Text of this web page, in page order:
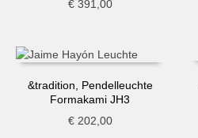
€391,00
&tradition, Pendelleuchte
Formakami JH3
€202,00